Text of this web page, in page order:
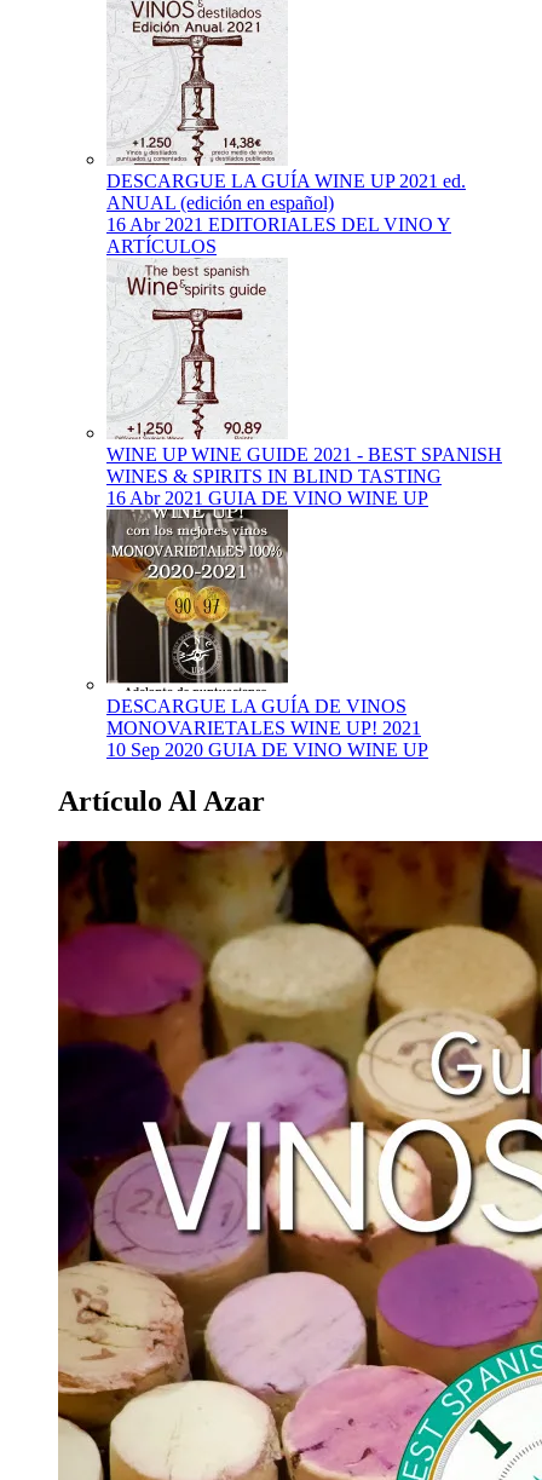
DESCARGUE LA GUÍA WINE UP 2021 ed.
ANUAL (edición en español)
16 Abr 2021 EDITORIALES DEL VINO Y
ARTÍCULOS
WINE UP WINE GUIDE 2021 - BEST SPANISH
WINES & SPIRITS IN BLIND TASTING
16 Abr 2021 GUIA DE VINO WINE UP
DESCARGUE LA GUÍA DE VINOS
MONOVARIETALES WINE UP! 2021
10 Sep 2020 GUIA DE VINO WINE UP
Artículo Al Azar